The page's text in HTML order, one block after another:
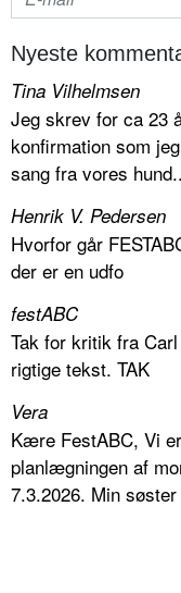
Nyeste
Tina Vilhelmsen
Jeg skrev for ca 23
konfirmation som
sang fra vores
Henrik V. Pedersen
Hvorfor går
der er en udfo
festABC
Tak for kritik fra
rigtige tekst. TAK
Vera
Kære FestABC, Vi
planlægningen af
7.3.2026. Min